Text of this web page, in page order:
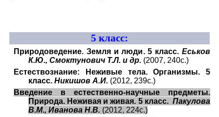
5 класс:
Природоведение. Земля и люди. 5 класс. Еськов
К.Ю., Смоктунович Т.Л. и др. (2007, 240с.)
Естествознание: Неживые тела. Организмы. 5
класс. Никишов А.И. (2012, 239с.)
Введение в естественно-научные предметы.
Природа. Неживая и живая. 5 класс. Пакулова
В.М., Иванова Н.В. (2012, 224с.)